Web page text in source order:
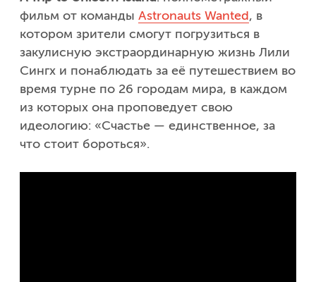
фильм от команды Astronauts Wanted , в
котором зрители смогут погрузиться в
закулисную экстраординарную жизнь Лили
Сингх и понаблюдать за её путешествием во
время турне по 26 городам мира, в каждом
из которых она проповедует свою
идеологию: «Счастье — единственное, за
что стоит бороться».